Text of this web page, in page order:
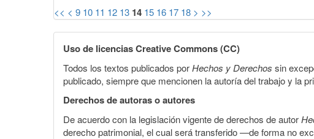
<< < 9 10 11 12 13 14 15 16 17 18 > >>
Uso de licencias Creative Commons (CC)
Todos los textos publicados porHechos y Derechos sin
publicado, siempre que mencionen la autoría del trabajo y la
Derechos de autoras o autores
De acuerdo con la legislación vigente de derechos de autor
derecho patrimonial, el cual será transferido —de forma no